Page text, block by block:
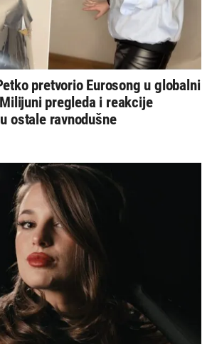
pretvorio Eurosong u globalni
pregleda i reakcije
ostale ravnodušne